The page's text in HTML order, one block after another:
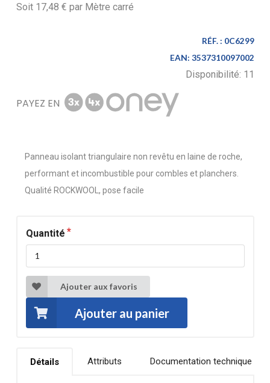
Soit 17,48 € par Mètre carré
RÉF. : 0C6299
EAN: 3537310097002
Disponibilité: 11
PAYEZ EN
Panneau isolant triangulaire non revêtu en laine de roche,
performant et incombustible pour combles et planchers.
Qualité ROCKWOOL, pose facile
Quantité
Ajouter aux favoris
Ajouter au panier
Détails Attributs Documentation technique